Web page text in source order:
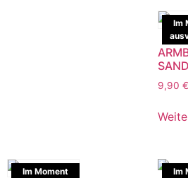
Im
9,90 €
Im Moment
Im